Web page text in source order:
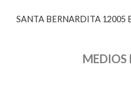
SANTA BERNARDITA 12005
MEDIOS